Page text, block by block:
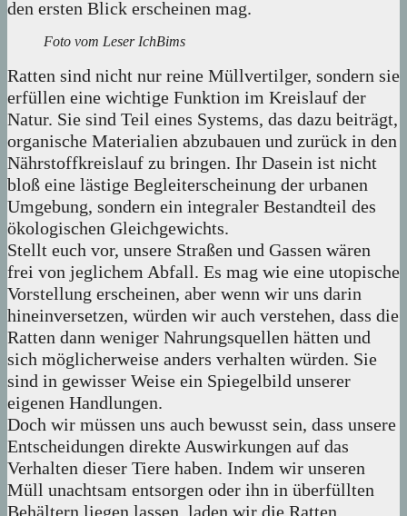
den ersten Blick erscheinen mag.
Foto vom Leser IchBims
Ratten sind nicht nur reine Müllvertilger, sondern sie
erfüllen eine wichtige Funktion im Kreislauf der
Natur. Sie sind Teil eines Systems, das dazu beiträgt,
organische Materialien abzubauen und zurück in den
Nährstoffkreislauf zu bringen. Ihr Dasein ist nicht
bloß eine lästige Begleiterscheinung der urbanen
Umgebung, sondern ein integraler Bestandteil des
ökologischen Gleichgewichts.
Stellt euch vor, unsere Straßen und Gassen wären
frei von jeglichem Abfall. Es mag wie eine utopische
Vorstellung erscheinen, aber wenn wir uns darin
hineinversetzen, würden wir auch verstehen, dass die
Ratten dann weniger Nahrungsquellen hätten und
sich möglicherweise anders verhalten würden. Sie
sind in gewisser Weise ein Spiegelbild unserer
eigenen Handlungen.
Doch wir müssen uns auch bewusst sein, dass unsere
Entscheidungen direkte Auswirkungen auf das
Verhalten dieser Tiere haben. Indem wir unseren
Müll unachtsam entsorgen oder ihn in überfüllten
Behältern liegen lassen, laden wir die Ratten